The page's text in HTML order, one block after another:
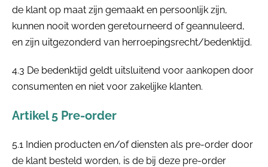
de klant op maat zijn gemaakt en persoonlijk zijn,
kunnen nooit worden geretourneerd of geannuleerd,
en zijn uitgezonderd van herroepingsrecht/bedenktijd.
4.3 De bedenktijd geldt uitsluitend voor aankopen door
consumenten en niet voor zakelijke klanten.
Artikel 5 Pre-order
5.1 Indien producten en/of diensten als pre-order door
de klant besteld worden, is de bij deze pre-order